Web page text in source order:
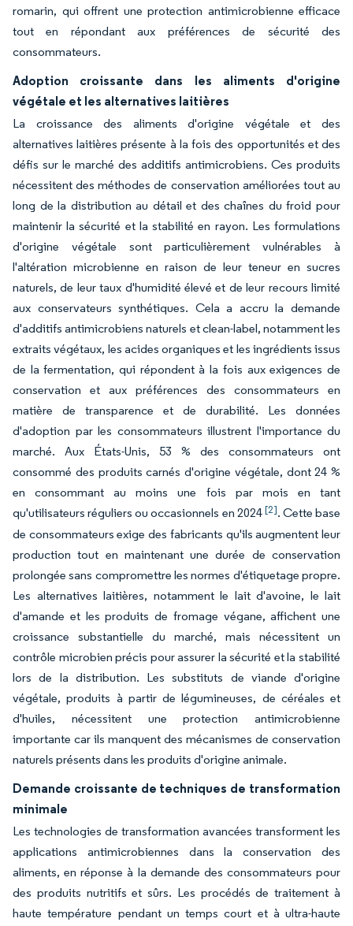
romarin, qui offrent une protection antimicrobienne efficace
tout en répondant aux préférences de sécurité des
consommateurs.
Adoption croissante dans les aliments d'origine
végétale et les alternatives laitières
La croissance des aliments d'origine végétale et des
alternatives laitières présente à la fois des opportunités et des
défis sur le marché des additifs antimicrobiens. Ces produits
nécessitent des méthodes de conservation améliorées tout au
long de la distribution au détail et des chaînes du froid pour
maintenir la sécurité et la stabilité en rayon. Les formulations
d'origine végétale sont particulièrement vulnérables à
l'altération microbienne en raison de leur teneur en sucres
naturels, de leur taux d'humidité élevé et de leur recours limité
aux conservateurs synthétiques. Cela a accru la demande
d'additifs antimicrobiens naturels et clean-label, notamment les
extraits végétaux, les acides organiques et les ingrédients issus
de la fermentation, qui répondent à la fois aux exigences de
conservation et aux préférences des consommateurs en
matière de transparence et de durabilité. Les données
d'adoption par les consommateurs illustrent l'importance du
marché. Aux États-Unis, 53 % des consommateurs ont
consommé des produits carnés d'origine végétale, dont 24 %
en consommant au moins une fois par mois en tant
qu'utilisateurs réguliers ou occasionnels en 2024[2]. Cette base
de consommateurs exige des fabricants qu'ils augmentent leur
production tout en maintenant une durée de conservation
prolongée sans compromettre les normes d'étiquetage propre.
Les alternatives laitières, notamment le lait d'avoine, le lait
d'amande et les produits de fromage végane, affichent une
croissance substantielle du marché, mais nécessitent un
contrôle microbien précis pour assurer la sécurité et la stabilité
lors de la distribution. Les substituts de viande d'origine
végétale, produits à partir de légumineuses, de céréales et
d'huiles, nécessitent une protection antimicrobienne
importante car ils manquent des mécanismes de conservation
naturels présents dans les produits d'origine animale.
Demande croissante de techniques de transformation
minimale
Les technologies de transformation avancées transforment les
applications antimicrobiennes dans la conservation des
aliments, en réponse à la demande des consommateurs pour
des produits nutritifs et sûrs. Les procédés de traitement à
haute température pendant un temps court et à ultra-haute